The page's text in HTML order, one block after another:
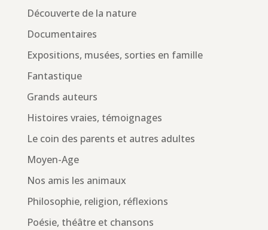
Découverte de la nature
Documentaires
Expositions, musées, sorties en famille
Fantastique
Grands auteurs
Histoires vraies, témoignages
Le coin des parents et autres adultes
Moyen-Age
Nos amis les animaux
Philosophie, religion, réflexions
Poésie, théâtre et chansons